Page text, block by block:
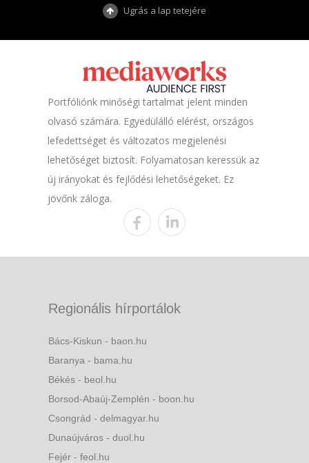
Ugrás a lap tetejére
Portfóliónk minőségi tartalmat jelent minden
olvasó számára. Egyedülálló elérést, országos
lefedettséget és változatos megjelenési
lehetőséget biztosít. Folyamatosan keressük az
új irányokat és fejlődési lehetőségeket. Ez
jövőnk záloga.
Regionális hírportálok
Bács-Kiskun - baon.hu
Baranya - bama.hu
Békés - beol.hu
Borsod-Abaúj-Zemplén - boon.hu
Csongrád - delmagyar.hu
Dunaújváros - duol.hu
Fejér - feol.hu